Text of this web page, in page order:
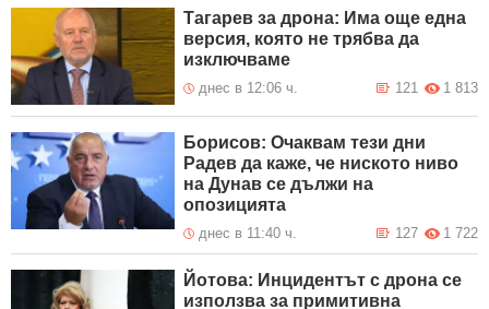
Тагарев за дрона: Има още една
версия, която не трябва да
изключваме
днес в 12:06 ч. 1 813
121
Борисов: Очаквам тези дни
Радев да каже, че ниското ниво
на Дунав се дължи на
опозицията
днес в 11:40 ч. 1 722
127
Йотова: Инцидентът с дрона се
използва за примитивна